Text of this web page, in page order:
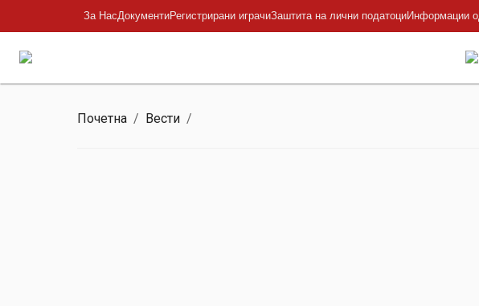
За НасДокументиРегистрирани играчиЗаштита на лични податоциИнформации
Почетна / Вести /